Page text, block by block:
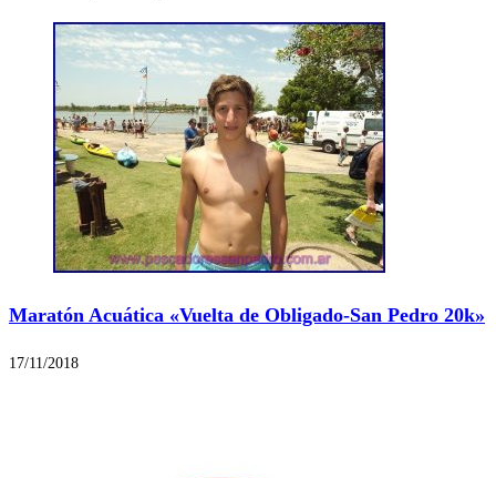
Maratón Acuática «Vuelta de Obligado-San Pedro 20k»
17/11/2018